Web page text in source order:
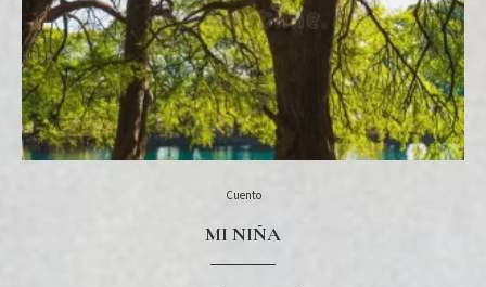
Cuento
MI NIÑA